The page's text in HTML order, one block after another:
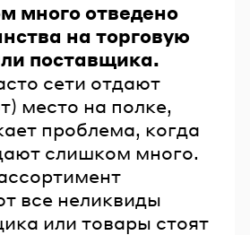
много отведено
на торговую
поставщика.
сети отдают
место на полке,
проблема, когда
слишком много.
все неликвиды
или товары стоят